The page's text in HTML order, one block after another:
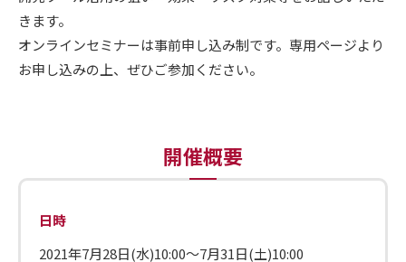
きます。
オンラインセミナーは事前申し込み制です。専用ページより
お申し込みの上、ぜひご参加ください。
開催概要
日時
2021年7月28日(水)10:00～7月31日(土)10:00